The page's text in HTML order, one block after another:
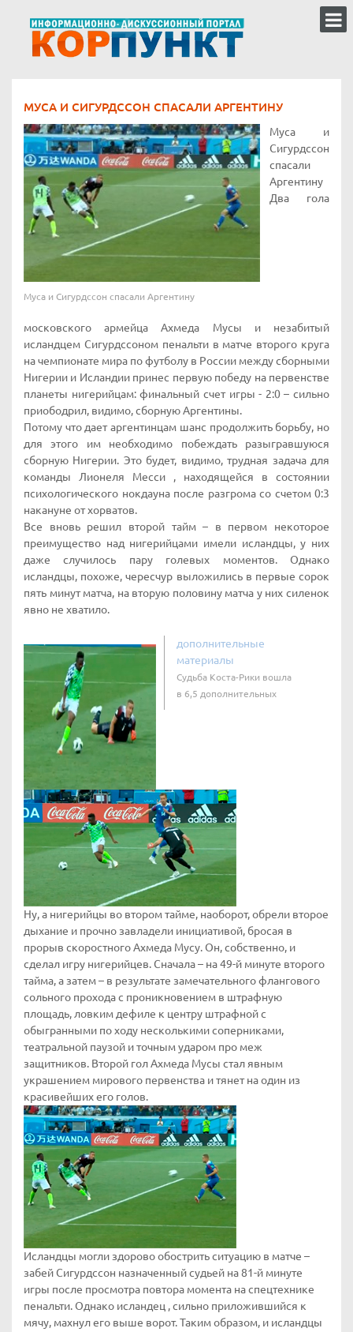
МУСА И СИГУРДССОН СПАСАЛИ АРГЕНТИНУ
Муса и Сигурдссон спасали Аргентину
Муса и
Сигурдссон
спасали
Аргентину
Два гола
московского армейца Ахмеда Мусы и незабитый
исландцем Сигурдссоном пенальти в матче второго круга
на чемпионате мира по футболу в России между сборными
Нигерии и Исландии принес первую победу на первенстве
планеты нигерийцам: финальный счет игры - 2:0 – сильно
приободрил, видимо, сборную Аргентины.
Потому что дает аргентинцам шанс продолжить борьбу, но
для этого им необходимо побеждать разыгравшуюся
сборную Нигерии. Это будет, видимо, трудная задача для
команды Лионеля Месси , находящейся в состоянии
психологического нокдауна после разгрома со счетом 0:3
накануне от хорватов.
Все вновь решил второй тайм – в первом некоторое
преимущество над нигерийцами имели исландцы, у них
даже случилось пару голевых моментов. Однако
исландцы, похоже, чересчур выложились в первые сорок
пять минут матча, на вторую половину матча у них силенок
явно не хватило.
дополнительные
материалы
Судьба Коста-Рики вошла
в 6,5 дополнительных
Ну, а нигерийцы во втором тайме, наоборот, обрели второе
дыхание и прочно завладели инициативой, бросая в
прорыв скоростного Ахмеда Мусу. Он, собственно, и
сделал игру нигерийцев. Сначала – на 49-й минуте второго
тайма, а затем – в результате замечательного флангового
сольного прохода с проникновением в штрафную
площадь, ловким дефиле к центру штрафной с
обыгранными по ходу несколькими соперниками,
театральной паузой и точным ударом про меж
защитников. Второй гол Ахмеда Мусы стал явным
украшением мирового первенства и тянет на один из
красивейших его голов.
Исландцы могли здорово обострить ситуацию в матче –
забей Сигурдссон назначенный судьей на 81-й минуте
игры после просмотра повтора момента на спецтехнике
пенальти. Однако исландец , сильно приложившийся к
мячу, махнул его выше ворот. Таким образом, и исландцы